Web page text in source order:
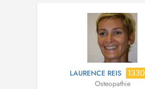
LAURENCE REIS 1330
Osteopathie